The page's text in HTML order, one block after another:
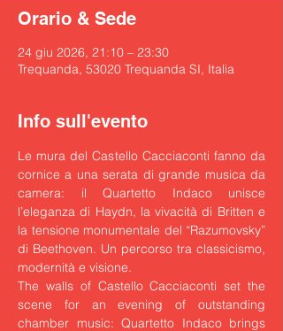
Orario & Sede
24 giu 2026, 21:10 – 23:30
Trequanda, 53020 Trequanda SI, Italia
Info sull'evento
Le mura del Castello Cacciaconti fanno da
cornice a una serata di grande musica da
camera: il Quartetto Indaco unisce
l’eleganza di Haydn, la vivacità di Britten e
la tensione monumentale del “Razumovsky”
di Beethoven. Un percorso tra classicismo,
modernità e visione.
The walls of Castello Cacciaconti set the
scene for an evening of outstanding
chamber music: Quartetto Indaco brings